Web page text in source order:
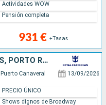
931 € +Tasas
Actividades WOW
Pensión completa
ESTADOS UNIDOS, BAHAMAS, PORTO RICO, SAN MARTÍN
Puerto Canaveral 13/09/2026
PRECIO ÚNICO
Shows dignos de Broadway